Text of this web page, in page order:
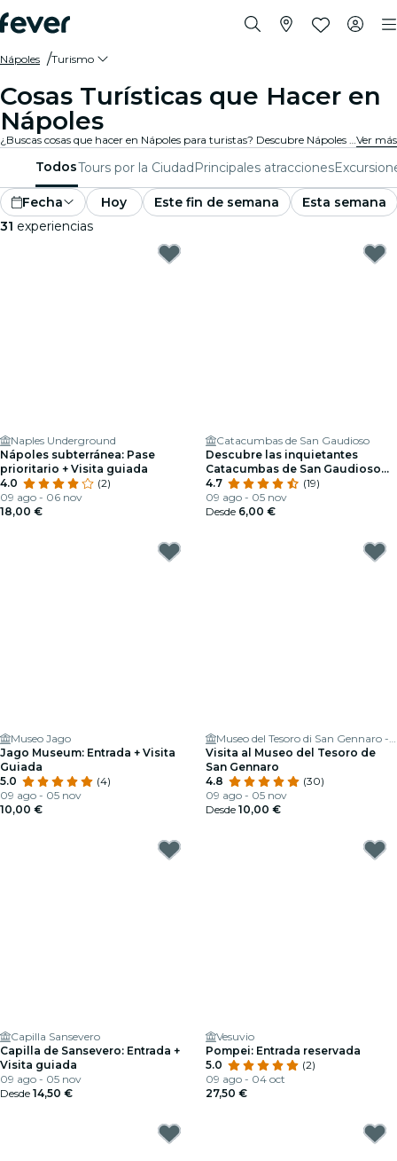
Nápoles Turismo
Cosas Turísticas que Hacer en
Nápoles
¿Buscas cosas que hacer en Nápoles para turistas? Descubre Nápoles una aventura a la vez con estas emocionantes experiencias diseñadas especialmente para turistas. ¡Descubre lo mejor que hay para hacer!Ver más
TodosTours por la CiudadPrincipales atracciones
Fecha Hoy Este fin de semana
Esta semana
31 experiencias
Naples Underground
Nápoles subterránea: Pase
prioritario + Visita guiada
4.0
(2)
09 ago - 06 nov
18,00 €
Catacumbas de San Gaudioso
Descubre las inquietantes
Catacumbas de San Gaudioso
con un inquietante tour
4.7
(19)
09 ago - 05 nov
Desde 6,00 €
Museo Jago
Jago Museum: Entrada + Visita
Guiada
5.0
(4)
09 ago - 05 nov
10,00 €
Museo del Tesoro di San Gennaro - Museum of the Treasure of San Gennaro
Visita al Museo del Tesoro de
San Gennaro
4.8
(30)
09 ago - 05 nov
Desde 10,00 €
Capilla Sansevero
Capilla de Sansevero: Entrada +
Visita guiada
09 ago - 05 nov
Desde 14,50 €
Vesuvio
Pompei: Entrada reservada
5.0
(2)
09 ago - 04 oct
27,50 €